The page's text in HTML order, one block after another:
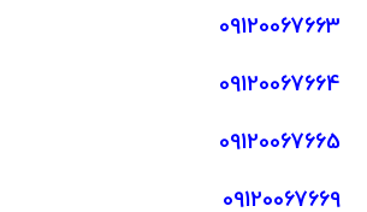
09120067663
09120067664
09120067665
09120067669